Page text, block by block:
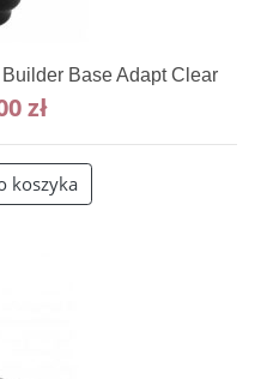
Base Adapt Clear
zł
koszyka